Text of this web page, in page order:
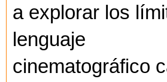
a explorar los
lenguaje
cinematográfico